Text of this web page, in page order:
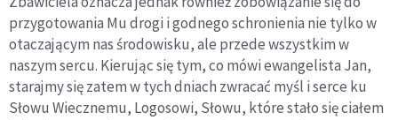
przygotowania Mu drogi i godnego schronienia nie tylko w
otaczającym nas środowisku, ale przede wszystkim w
naszym sercu. Kierując się tym, co mówi ewangelista Jan,
starajmy się zatem w tych dniach zwracać myśl i serce ku
Słowu Wiecznemu, Logosowi, Słowu, które stało się ciałem